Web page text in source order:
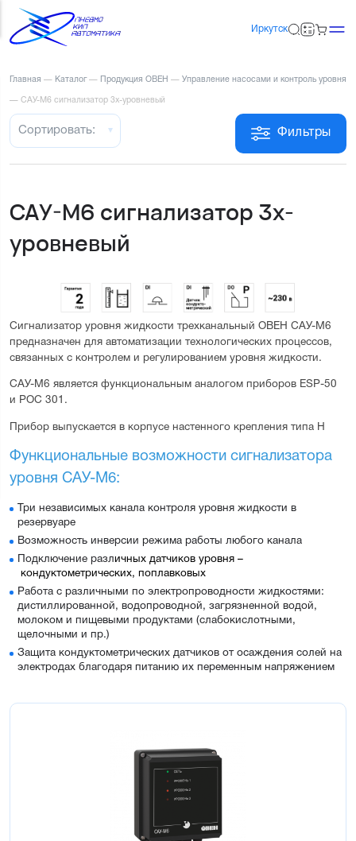
Иркутск
Главная — Каталог — Продукция ОВЕН — Управление насосами и контроль уровня
— САУ-М6 сигнализатор 3х-уровневый
Фильтры
Сортировать:
САУ-М6 сигнализатор 3х-
уровневый
Сигнализатор уровня жидкости трехканальный ОВЕН САУ-М6
предназначен для автоматизации технологических процессов,
связанных с контролем и регулированием уровня жидкости.
САУ-М6 является функциональным аналогом приборов ESP-50
и РОС 301.
Прибор выпускается в корпусе настенного крепления типа Н
Функциональные возможности сигнализатора
уровня САУ-М6:
Три независимых канала контроля уровня жидкости в
резервуаре
Возможность инверсии режима работы любого канала
Подключение различных датчиков уровня –
кондуктометрических, поплавковых
Работа с различными по электропроводности жидкостями:
дистиллированной, водопроводной, загрязненной водой,
молоком и пищевыми продуктами (слабокислотными,
щелочными и пр.)
Защита кондуктометрических датчиков от осаждения солей на
электродах благодаря питанию их переменным напряжением